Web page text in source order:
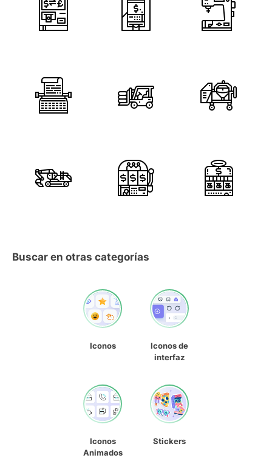
Buscar en otras categorías
Iconos
Iconos de
interfaz
Iconos
Animados
Stickers